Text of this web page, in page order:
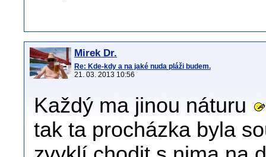
Mirek Dr.
Re: Kde-kdy a na jaké nuda pláži budem.
21. 03. 2013 10:56
Každý ma jinou náturu
tak ta procházka byla